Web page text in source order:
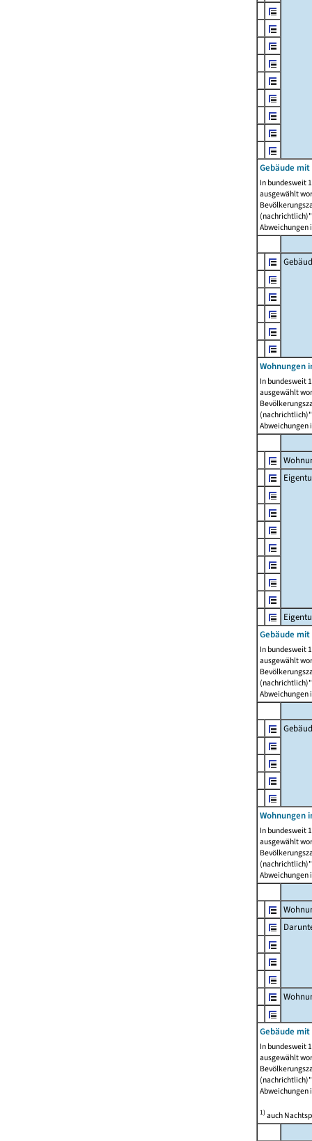
Gebäude mit
In bundesweit
ausgewählt
Abweichungen
Wohnungen
In bundesweit
ausgewählt
Abweichungen
Gebäude
In bundesweit
ausgewählt
Abweichungen
Wohnungen
In bundesweit
ausgewählt
Abweichungen
Gebäude
In bundesweit
ausgewählt
Abweichungen
1)auch